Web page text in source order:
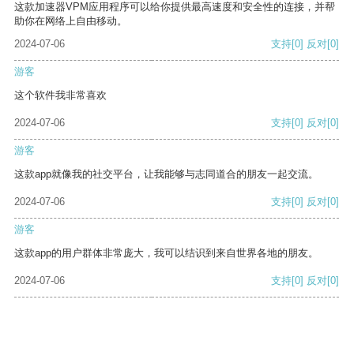
这款加速器VPM应用程序可以给你提供最高速度和安全性的连接，并帮
助你在网络上自由移动。
2024-07-06
支持[0] 反对[0]
游客
这个软件我非常喜欢
2024-07-06 支持[0] 反对[0]
游客
这款app就像我的社交平台，让我能够与志同道合的朋友一起交流。
2024-07-06 支持[0] 反对[0]
游客
这款app的用户群体非常庞大，我可以结识到来自世界各地的朋友。
2024-07-06 支持[0] 反对[0]